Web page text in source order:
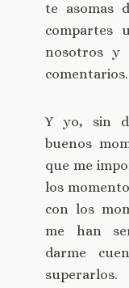
te asomas
compartes
nosotros y
comentarios.
Y yo, sin
buenos
que me
los
con los
me han
darme